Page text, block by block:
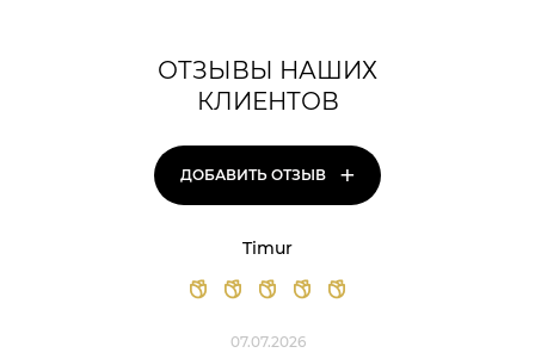
ОТЗЫВЫ НАШИХ
КЛИЕНТОВ
ДОБАВИТЬ ОТЗЫВ +
Timur
07.07.2026